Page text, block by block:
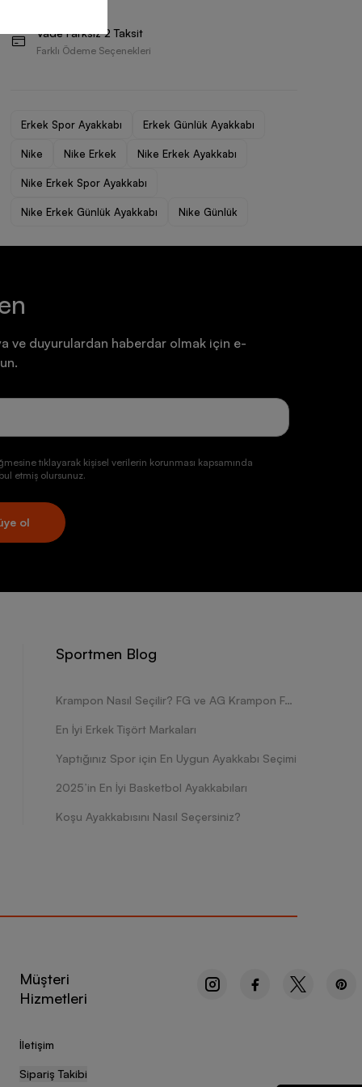
7.199,90 TL
Vade Farksız 2 Taksit
Farklı Ödeme Seçenekleri
Erkek Spor Ayakkabı Erkek Günlük Ayakkabı
Nike Nike Erkek Nike Erkek Ayakkabı
Nike Erkek Spor Ayakkabı
Nike Erkek Günlük Ayakkabı Nike Günlük
ve duyurulardan haberdar olmak için e-
tıklayarak kişisel verilerin korunması kapsamında
etmiş olursunuz.
ol
Sportmen Blog
Krampon Nasıl Seçilir? FG ve AG Krampon Farkları Nelerdir?
En İyi Erkek Tişört Markaları
Yaptığınız Spor için En Uygun Ayakkabı Seçimi
2025’in En İyi Basketbol Ayakkabıları
Koşu Ayakkabısını Nasıl Seçersiniz?
Müşteri
Hizmetleri
İletişim
Sipariş Takibi